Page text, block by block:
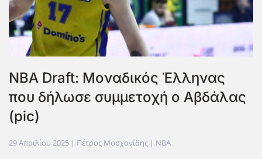
NBA Draft: Μοναδικός Έλληνας
που δήλωσε συμμετοχή ο Αβδάλας
(pic)
29 Απριλίου 2025 | Πέτρος Μοσχονίδης | NBA